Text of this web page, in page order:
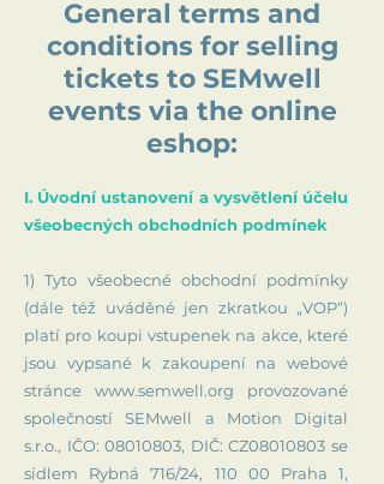
General terms and
conditions for selling
tickets to SEMwell
events via the online
eshop:
I. Úvodní ustanovení a vysvětlení účelu
všeobecných obchodních podmínek
1) Tyto všeobecné obchodní podmínky
(dále též uváděné jen zkratkou „VOP“)
platí pro koupi vstupenek na akce, které
jsou vypsané k zakoupení na webové
stránce www.semwell.org provozované
společností SEMwell a Motion Digital
s.r.o., IČO:08010803, DIČ: CZ08010803 se
sídlem Rybná 716/24, 110 00 Praha 1,